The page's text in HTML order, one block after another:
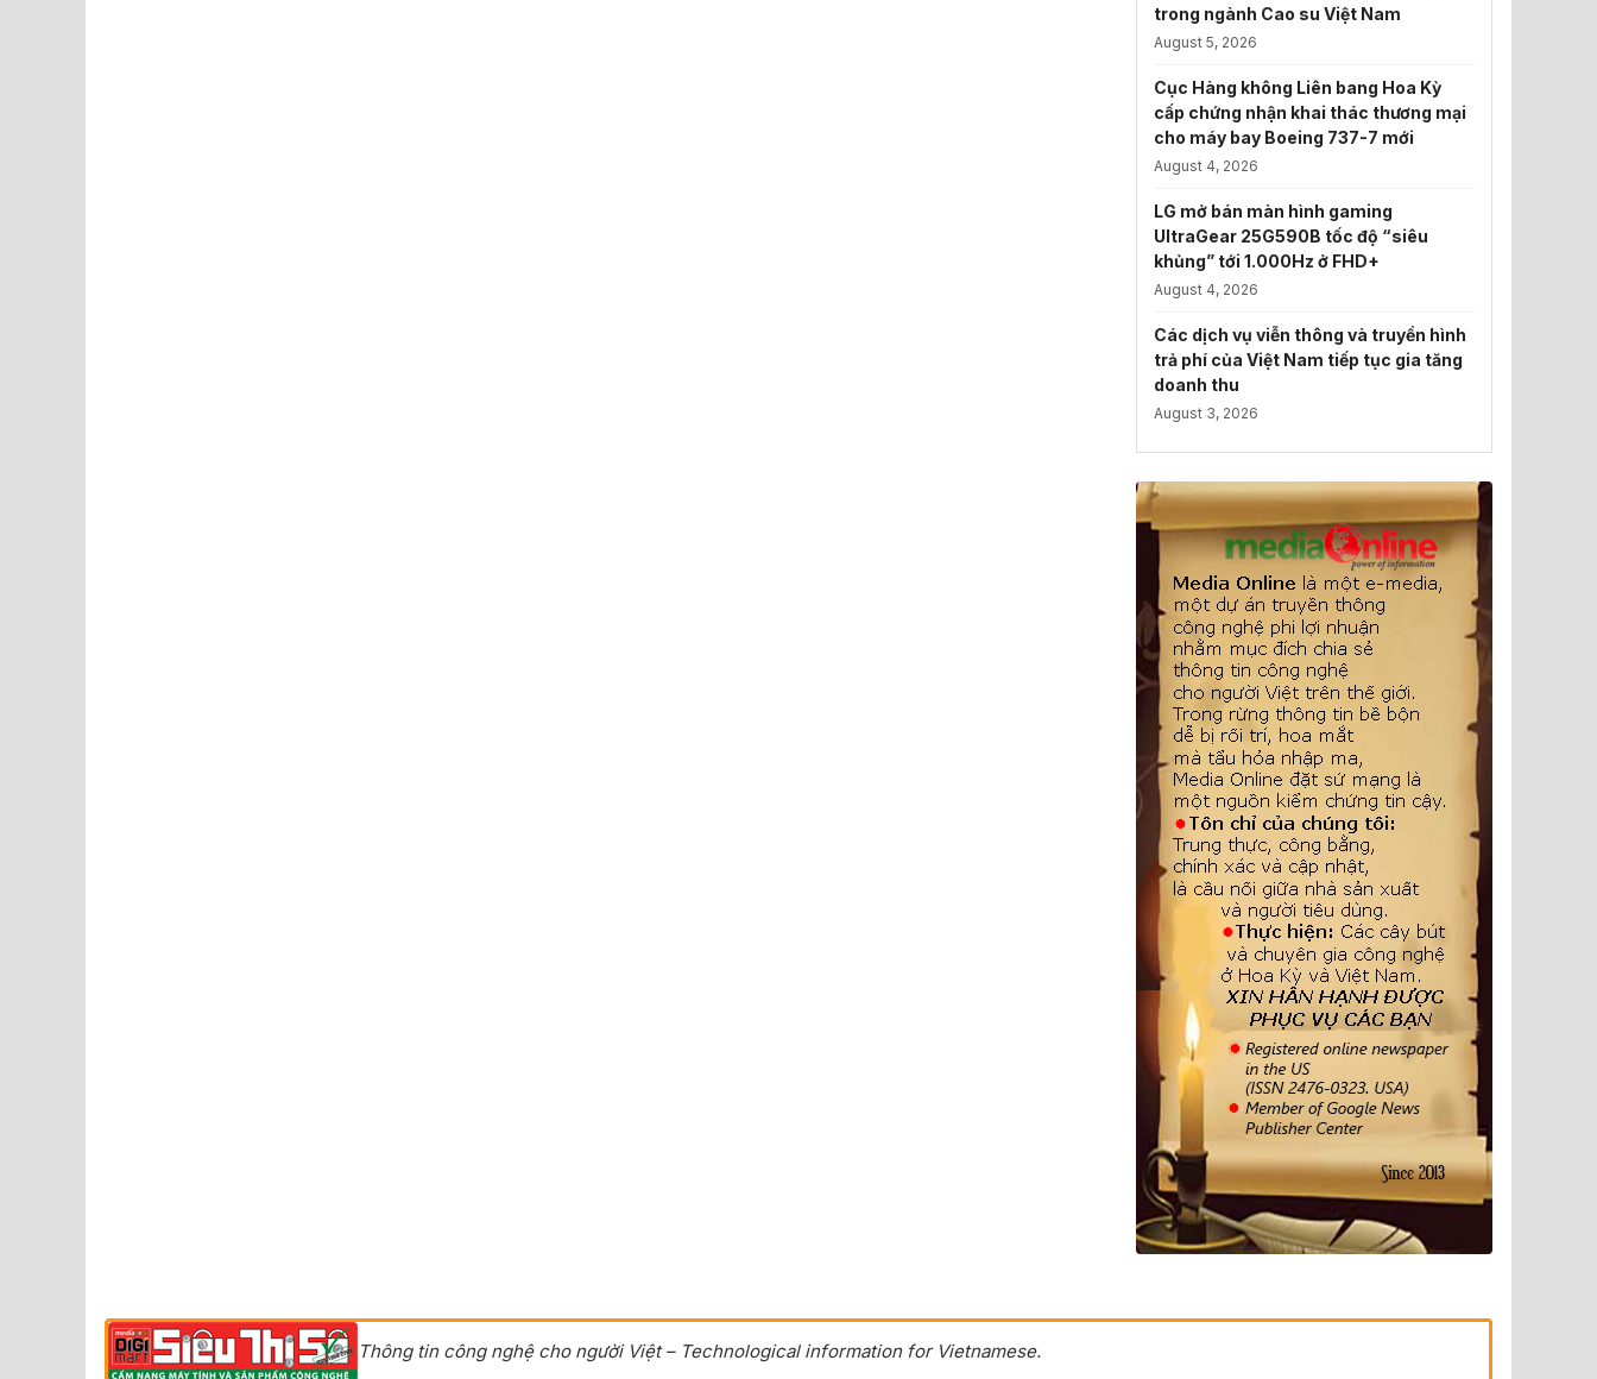
trong ngành Cao su Việt Nam
August 5, 2026
Cục Hàng không Liên bang Hoa Kỳ
cấp chứng nhận khai thác thương mại
cho máy bay Boeing 737-7 mới
August 4, 2026
LG mở bán màn hình gaming
UltraGear 25G590B tốc độ “siêu
khủng” tới 1.000Hz ở FHD+
August 4, 2026
Các dịch vụ viễn thông và truyền hình
trả phí của Việt Nam tiếp tục gia tăng
doanh thu
August 3, 2026
Thông tin công nghệ cho người Việt – Technological information for Vietnamese.